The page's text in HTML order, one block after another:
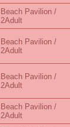
Beach Pavilion /
2Adult
Beach Pavilion /
2Adult
Beach Pavilion /
2Adult
Beach Pavilion /
2Adult